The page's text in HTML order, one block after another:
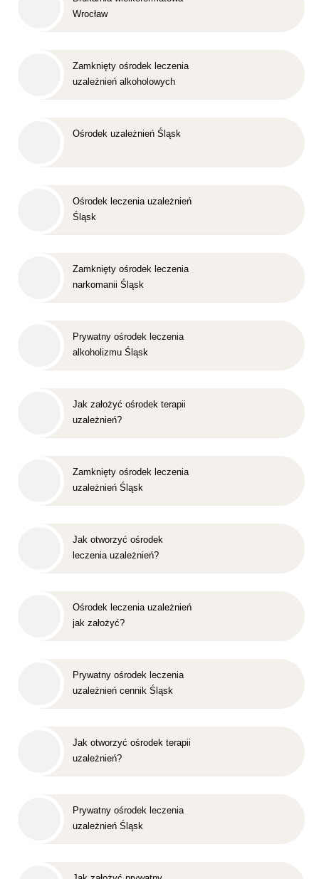
Wrocław
Zamknięty ośrodek leczenia
uzależnień alkoholowych
Ośrodek uzależnień Śląsk
Ośrodek leczenia uzależnień
Śląsk
Zamknięty ośrodek leczenia
narkomanii Śląsk
Prywatny ośrodek leczenia
alkoholizmu Śląsk
Jak założyć ośrodek terapii
uzależnień?
Zamknięty ośrodek leczenia
uzależnień Śląsk
Jak otworzyć ośrodek
leczenia uzależnień?
Ośrodek leczenia uzależnień
jak założyć?
Prywatny ośrodek leczenia
uzależnień cennik Śląsk
Jak otworzyć ośrodek terapii
uzależnień?
Prywatny ośrodek leczenia
uzależnień Śląsk